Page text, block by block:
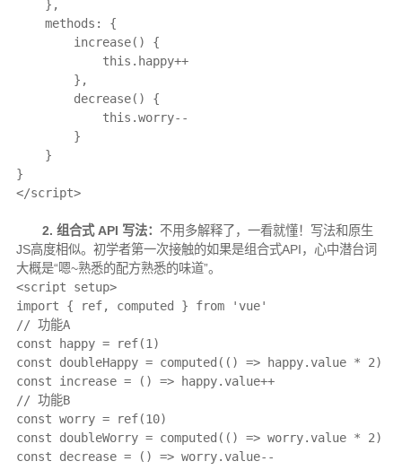
},
methods: {
increase() {
this.happy++
},
decrease() {
this.worry--
}
}
}
</script>
2. 组合式 API 写法： 不用多解释了，一看就懂！ 写法和原生
JS高度相似。初学者第一次接触的如果是组合式API，心中潜台词
大概是“嗯~熟悉的配方熟悉的味道”。
<script setup>
import { ref, computed } from 'vue'
// 功能A
const happy = ref(1)
const doubleHappy = computed(() => happy.value * 2)
const increase = () => happy.value++
// 功能B
const worry = ref(10)
const doubleWorry = computed(() => worry.value * 2)
const decrease = () => worry.value--